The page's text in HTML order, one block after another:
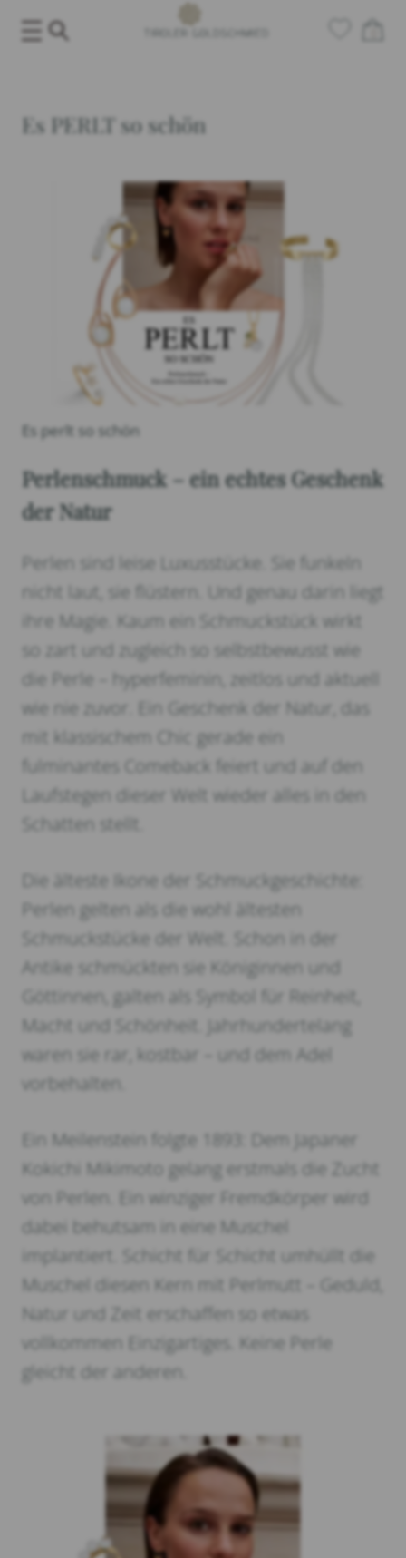
Skip
Es PERLT so schön
Es perlt so schön
Perlenschmuck – ein echtes Geschenk
der Natur
Perlen sind leise Luxusstücke. Sie funkeln
nicht laut, sie flüstern. Und genau darin liegt
ihre Magie. Kaum ein Schmuckstück wirkt
so zart und zugleich so selbstbewusst wie
die Perle – hyperfeminin, zeitlos und aktuell
wie nie zuvor. Ein Geschenk der Natur, das
mit klassischem Chic gerade ein
fulminantes Comeback feiert und auf den
Laufstegen dieser Welt wieder alles in den
Schatten stellt.
Die älteste Ikone der Schmuckgeschichte:
Perlen gelten als die wohl ältesten
Schmuckstücke der Welt. Schon in der
Antike schmückten sie Königinnen und
Göttinnen, galten als Symbol für Reinheit,
Macht und Schönheit. Jahrhundertelang
waren sie rar, kostbar – und dem Adel
vorbehalten.
Ein Meilenstein folgte 1893: Dem Japaner
Kokichi Mikimoto gelang erstmals die Zucht
von Perlen. Ein winziger Fremdkörper wird
dabei behutsam in eine Muschel
implantiert. Schicht für Schicht umhüllt die
Muschel diesen Kern mit Perlmutt – Geduld,
Natur und Zeit erschaffen so etwas
vollkommen Einzigartiges. Keine Perle
gleicht der anderen.